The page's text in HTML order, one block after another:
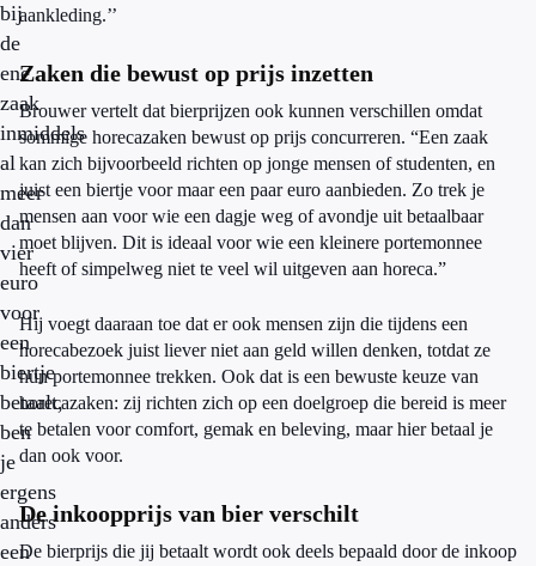
bij
de
ene
zaak
inmiddels
al
meer
dan
vier
euro
voor
een
biertje
betaalt,
ben
je
ergens
anders
een
aankleding.’’
Zaken die bewust op prijs inzetten
Brouwer vertelt dat bierprijzen ook kunnen verschillen omdat
sommige horecazaken bewust op prijs concurreren. “Een zaak
kan zich bijvoorbeeld richten op jonge mensen of studenten, en
juist een biertje voor maar een paar euro aanbieden. Zo trek je
mensen aan voor wie een dagje weg of avondje uit betaalbaar
moet blijven. Dit is ideaal voor wie een kleinere portemonnee
heeft of simpelweg niet te veel wil uitgeven aan horeca.”
Hij voegt daaraan toe dat er ook mensen zijn die tijdens een
horecabezoek juist liever niet aan geld willen denken, totdat ze
hun portemonnee trekken. Ook dat is een bewuste keuze van
horecazaken: zij richten zich op een doelgroep die bereid is meer
te betalen voor comfort, gemak en beleving, maar hier betaal je
dan ook voor.
De inkoopprijs van bier verschilt
De bierprijs die jij betaalt wordt ook deels bepaald door de inkoop